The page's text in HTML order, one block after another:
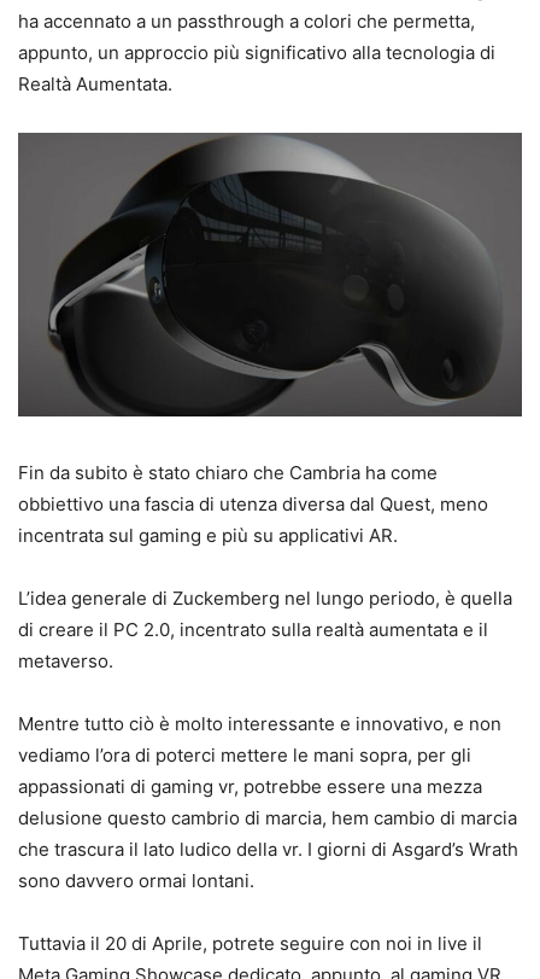
ha accennato a un passthrough a colori che permetta,
appunto, un approccio più significativo alla tecnologia di
Realtà Aumentata.
Fin da subito è stato chiaro che Cambria ha come
obbiettivo una fascia di utenza diversa dal Quest, meno
incentrata sul gaming e più su applicativi AR.
L’idea generale di Zuckemberg nel lungo periodo, è quella
di creare il PC 2.0, incentrato sulla realtà aumentata e il
metaverso.
Mentre tutto ciò è molto interessante e innovativo, e non
vediamo l’ora di poterci mettere le mani sopra, per gli
appassionati di gaming vr, potrebbe essere una mezza
delusione questo cambrio di marcia, hem cambio di marcia
che trascura il lato ludico della vr. I giorni di Asgard’s Wrath
sono davvero ormai lontani.
Tuttavia il 20 di Aprile, potrete seguire con noi in live il